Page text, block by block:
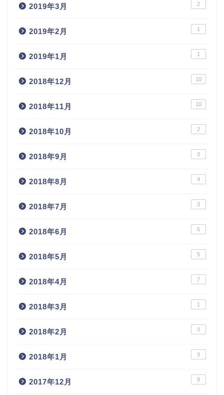
2019年3月 2
2019年2月 1
2019年1月 1
2018年12月 10
2018年11月 10
2018年10月 2
2018年9月 3
2018年8月 4
2018年7月 3
2018年6月 5
2018年5月 5
2018年4月 7
2018年3月 1
2018年2月 3
2018年1月 3
2017年12月 8